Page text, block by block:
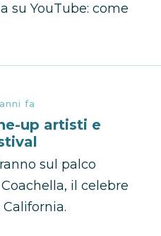
su YouTube: come
fa
up artisti e
sul palco
il celebre